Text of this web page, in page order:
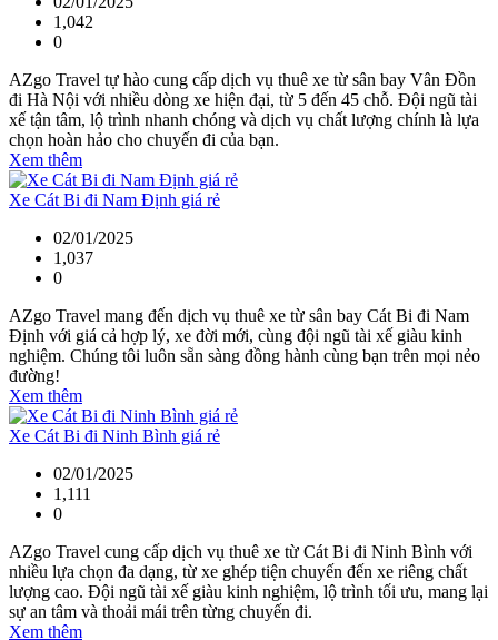
1,042
0
AZgo Travel tự hào cung cấp dịch vụ thuê xe từ sân bay Vân Đồn
đi Hà Nội với nhiều dòng xe hiện đại, từ 5 đến 45 chỗ. Đội ngũ tài
xế tận tâm, lộ trình nhanh chóng và dịch vụ chất lượng chính là lựa
chọn hoàn hảo cho chuyến đi của bạn.
Xem thêm
Xe Cát Bi đi Nam Định giá rẻ
02/01/2025
1,037
0
AZgo Travel mang đến dịch vụ thuê xe từ sân bay Cát Bi đi Nam
Định với giá cả hợp lý, xe đời mới, cùng đội ngũ tài xế giàu kinh
nghiệm. Chúng tôi luôn sẵn sàng đồng hành cùng bạn trên mọi nẻo
đường!
Xem thêm
Xe Cát Bi đi Ninh Bình giá rẻ
02/01/2025
1,111
0
AZgo Travel cung cấp dịch vụ thuê xe từ Cát Bi đi Ninh Bình với
nhiều lựa chọn đa dạng, từ xe ghép tiện chuyến đến xe riêng chất
lượng cao. Đội ngũ tài xế giàu kinh nghiệm, lộ trình tối ưu, mang lại
sự an tâm và thoải mái trên từng chuyến đi.
Xem thêm